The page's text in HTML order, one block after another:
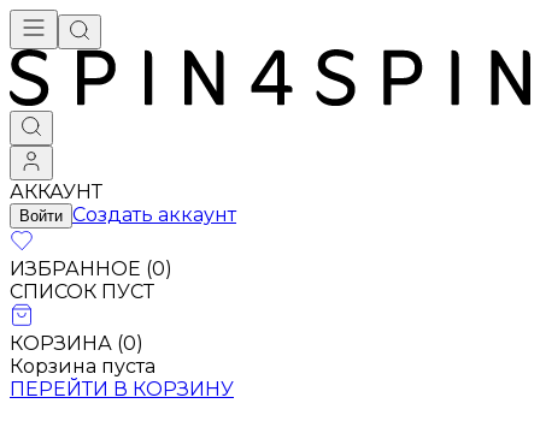
АККАУНТ
Войти Создать аккаунт
ИЗБРАННОЕ (0)
СПИСОК ПУСТ
КОРЗИНА (0)
Корзина пуста
ПЕРЕЙТИ В КОРЗИНУ